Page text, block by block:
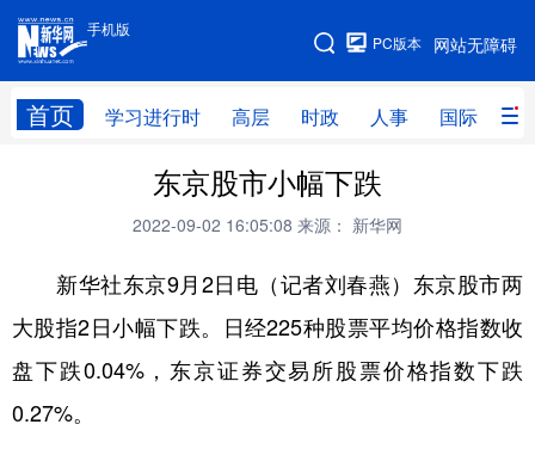
手机版
网站无障碍
PC版本
首页 学习进行时 高层 时政 人事 国际 财
手机版
网站地图
高层 时政
财经 网评
台湾 思客智库 全球连线 教育
科技 科创 量子 体育
文化 书画 健康 军事
访谈
东京股市小幅下跌
2022-09-02 16:05:08 来源： 新华网
新华社东京9月2日电（记者刘春燕）东京股市两
大股指2日小幅下跌。日经225种股票平均价格指数收
盘下跌0.04%，东京证券交易所股票价格指数下跌
0.27%。